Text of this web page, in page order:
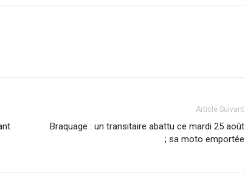
Article Suivant
Braquage : un transitaire abattu ce mardi 25 août
; sa moto emportée